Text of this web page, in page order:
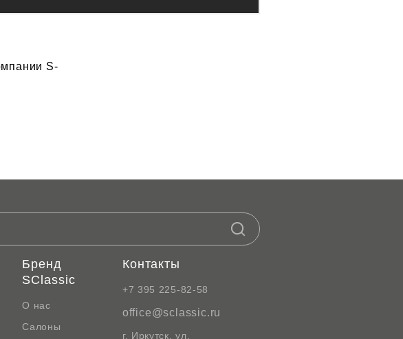
S-
Бренд
SClassic
О нас
Салоны
Контакты
+7 395 225-82-58
office@sclassic.ru
г. Иркутск, ул.